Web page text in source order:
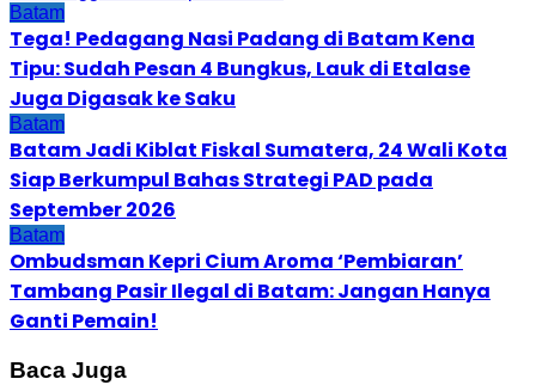
Batam
Tega! Pedagang Nasi Padang di Batam Kena
Tipu: Sudah Pesan 4 Bungkus, Lauk di Etalase
Juga Digasak ke Saku
Batam
Batam Jadi Kiblat Fiskal Sumatera, 24 Wali Kota
Siap Berkumpul Bahas Strategi PAD pada
September 2026
Batam
Ombudsman Kepri Cium Aroma ‘Pembiaran’
Tambang Pasir Ilegal di Batam: Jangan Hanya
Ganti Pemain!
Baca Juga